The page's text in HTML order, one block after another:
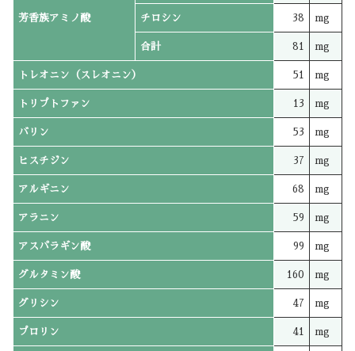
芳香族アミノ酸 チロシン 38 mg
合計 81 mg
トレオニン（スレオニン） 51 mg
トリプトファン 13 mg
バリン 53 mg
ヒスチジン 37 mg
アルギニン 68 mg
アラニン 59 mg
アスパラギン酸 99 mg
グルタミン酸 160 mg
グリシン 47 mg
プロリン 41 mg